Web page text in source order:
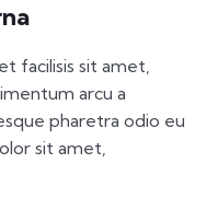
facilisis sit amet,
arcu a
pharetra odio eu
sit amet,